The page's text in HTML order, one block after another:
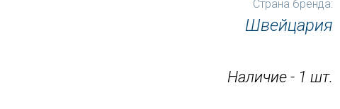
Страна бренда:
Швейцария
Наличие - 1 шт.